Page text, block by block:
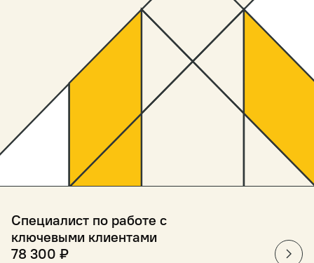
Специалист по работе с
ключевыми клиентами
78 300 ₽